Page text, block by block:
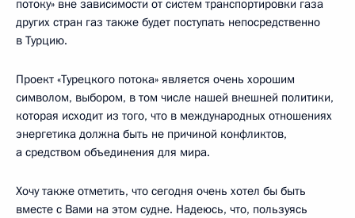
потоку» вне зависимости от систем транспортировки газа
других стран газ также будет поступать непосредственно
в Турцию.
Проект «Турецкого потока» является очень хорошим
символом, выбором, в том числе нашей внешней политики,
которая исходит из того, что в международных отношениях
энергетика должна быть не причиной конфликтов,
а средством объединения для мира.
Хочу также отметить, что сегодня очень хотел бы быть
вместе с Вами на этом судне. Надеюсь, что, пользуясь